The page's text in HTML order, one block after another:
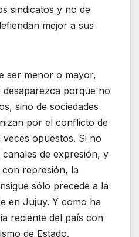
sindicatos y no de
mejor a sus
ser menor o mayor,
porque no
sino de sociedades
por el conflicto de
opuestos. Si no
de expresión, y
represión, la
sólo precede a la
en Jujuy. Y como ha
reciente del país con
de Estado.